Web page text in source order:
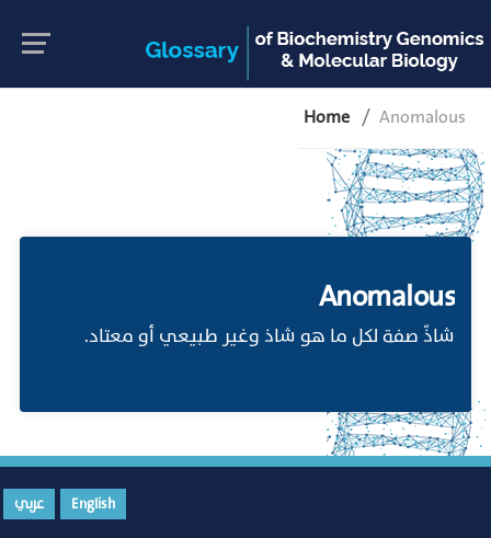
Home Anomalous
Anomalous
شاذّ صفة لكل ما هو شاذ وغير طبيعي أو معتاد.
English عربي